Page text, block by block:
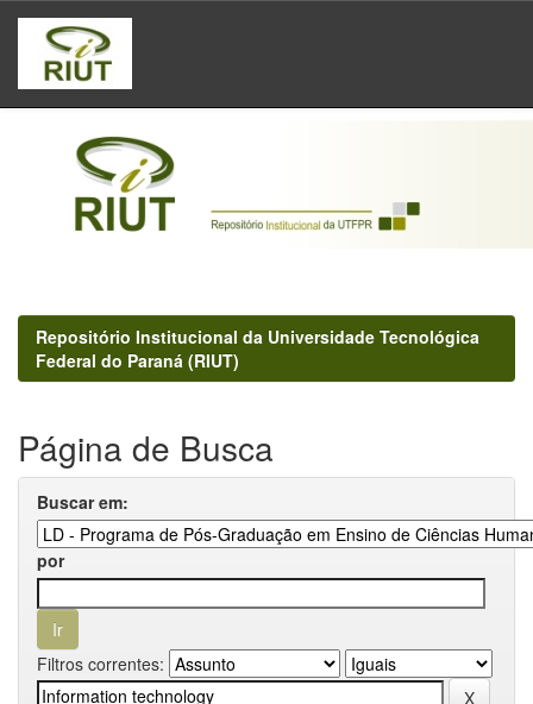
Skip
navigation
Repositório Institucional da Universidade Tecnológica
Federal do Paraná (RIUT)
Página de Busca
Buscar em:
por
Filtros correntes: